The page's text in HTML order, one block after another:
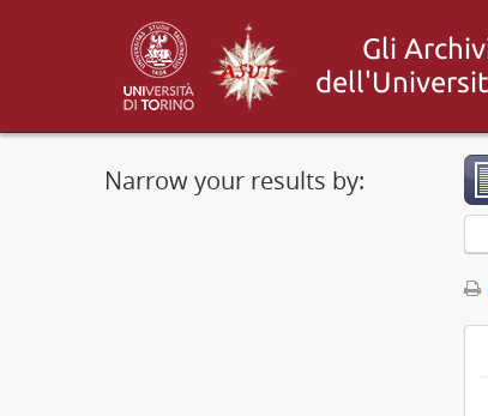
Narrow your results by: